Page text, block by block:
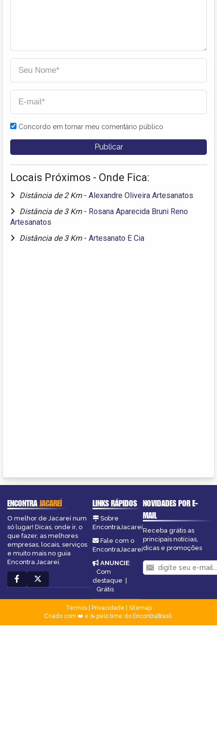
Concordo em tornar meu comentário público
Locais Próximos - Onde Fica:
Distância de 2 Km - Alexandre Oliveira Artesanatos
Distância de 3 Km - Rosana Aparecida Bruni Reno
Artesanatos
Distância de 3 Km - Artesanato E Cia
ENCONTRAJACAREÍ
O melhor de Jacareí num
só lugar! Dicas, onde ir, o
que fazer, as melhores
empresas, locais, serviços
e muito mais no guia
Encontra Jacareí.
LINKS RÁPIDOS
Sobre
EncontraJacareí
Fale com o
EncontraJacareí
ANUNCIE:
Com
destaque |
Grátis
NOVIDADES POR E-
MAIL
Receba grátis as
principais notícias,
dicas e promoções
Termos| Privacidade
Sitemap
Criado com ❤️ e ☕ pelo time do EncontraBrasil